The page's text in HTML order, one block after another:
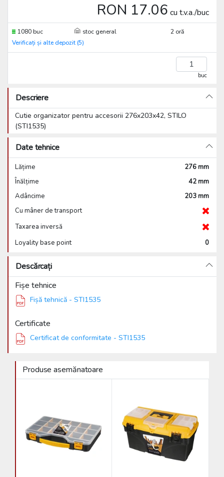
RON 17.06 cu t.v.a./buc
1080 buc stoc general
2 oră
Verificați și alte depozit (5)
buc
Descriere
Cutie organizator pentru accesorii 276x203x42, STILO
(STI1535)
Date tehnice
Lățime
276 mm
Înălțime
42 mm
Adâncime
203 mm
Cu mâner de transport
Taxarea inversă
Loyality base point
0
Descărcați
Fișe tehnice
Fișă tehnică - STI1535
Certificate
Certificat de conformitate - STI1535
Produse asemănatoare